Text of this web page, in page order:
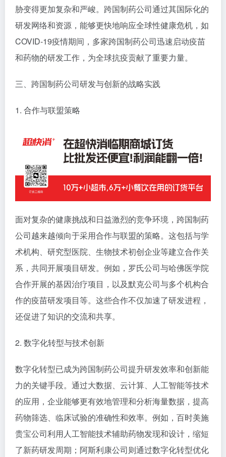
胁变得更加复杂和严峻。跨国制药公司通过其国际化的
研发网络和资源，能够更快地响应全球性健康危机，如
COVID-19疫情期间，多家跨国制药公司迅速启动疫苗
和药物的研发工作，为全球抗疫贡献了重要力量。
三、跨国制药公司研发与创新的战略实践
1. 合作与联盟策略
面对复杂的健康挑战和日益激烈的竞争环境，跨国制药
公司越来越倾向于采用合作与联盟的策略。这包括与学
术机构、研究型医院、生物技术初创企业等建立合作关
系，共同开展项目研发。例如，罗氏公司与哈佛医学院
合作开展的基因治疗项目，以及默克公司与多个机构合
作的疫苗研发项目等。这些合作不仅加速了研发进程，
还促进了知识的交流和共享。
2. 数字化转型与技术创新
数字化转型已成为跨国制药公司提升研发效率和创新能
力的关键手段。通过大数据、云计算、人工智能等技术
的应用，企业能够更有效地管理和分析海量数据，提高
药物筛选、临床试验的准确性和效率。例如，百时美施
贵宝公司利用人工智能技术辅助药物发现和设计，缩短
了新药研发周期；阿斯利康公司则通过数字化转型优化